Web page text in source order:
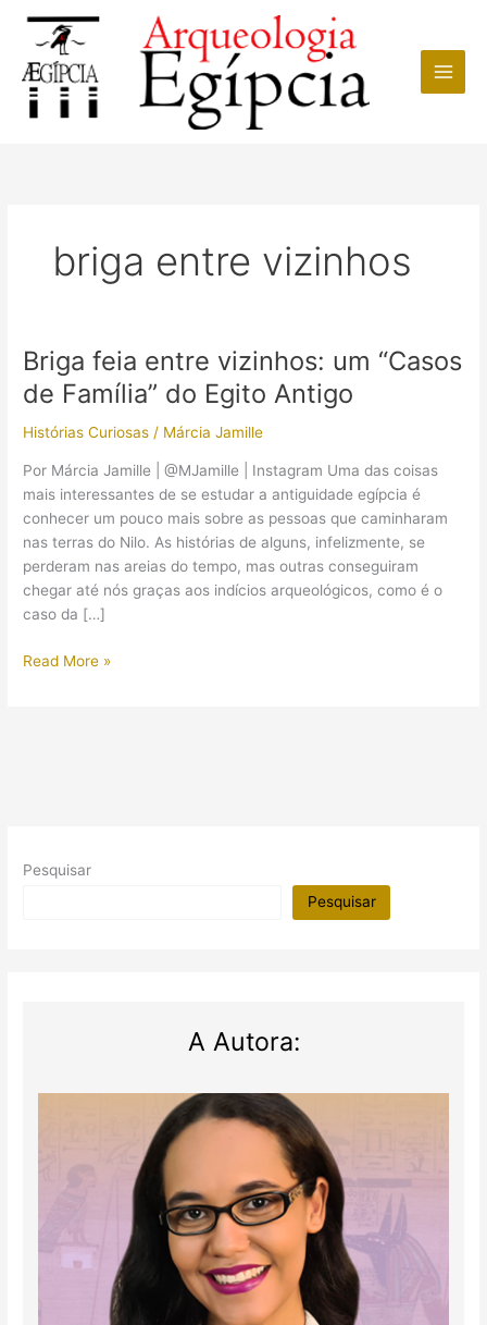
conteúdo
briga entre vizinhos
Briga feia entre vizinhos: um “Casos
de Família” do Egito Antigo
Histórias Curiosas / Márcia Jamille
Por Márcia Jamille | @MJamille | Instagram Uma das coisas
mais interessantes de se estudar a antiguidade egípcia é
conhecer um pouco mais sobre as pessoas que caminharam
nas terras do Nilo. As histórias de alguns, infelizmente, se
perderam nas areias do tempo, mas outras conseguiram
chegar até nós graças aos indícios arqueológicos, como é o
caso da […]
Briga
Egito
Read More »
Pesquisar
Pesquisar
A Autora: